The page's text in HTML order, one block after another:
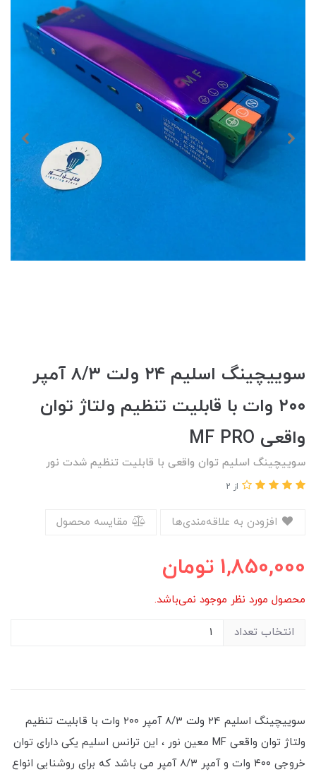
سوییچینگ‌ اسلیم ۲۴ ولت ٨/٣ آمپر
٢٠٠ وات با قابلیت تنظیم ولتاژ توان
واقعی MF PRO
سوییچینگ اسلیم توان واقعی با قابلیت تنظیم شدت نور
از 2
مقایسه محصول
1,850,000 تومان
محصول مورد نظر موجود نمی‌باشد.
انتخاب تعداد
سوییچینگ‌ اسلیم ۲۴ ولت ٨/٣ آمپر ٢٠٠ وات با قابلیت تنظیم
ولتاژ توان واقعی MF معين نور ، این ترانس اسلیم یکی دارای توان
خروجی ۴۰۰ وات و آمپر ٨/٣ آمپر می باشد که برای روشنایی انواع